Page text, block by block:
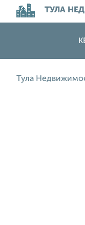
ТУЛА
Тула